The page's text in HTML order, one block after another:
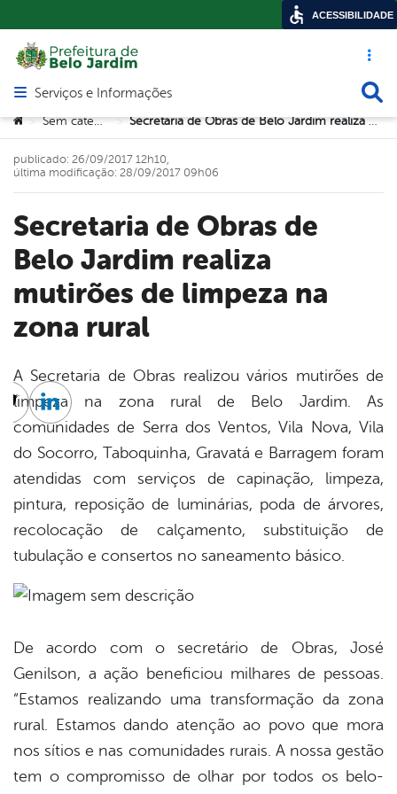
Acesso
Abrir menu principal de navegação
Serviços e Informações
Você está aqui:
> Sem categoria > Secretaria de Obras de Belo Jardim realiza mutirões de limpeza na zona rural
Secretaria de Obras de
Belo Jardim realiza
mutirões de limpeza na
zona rural
publicado: 26/09/2017 12h10,
última modificação: 28/09/2017 09h06
A Secretaria de Obras realizou vários mutirões de
limpeza na zona rural de Belo Jardim. As
comunidades de Serra dos Ventos, Vila Nova, Vila
do Socorro, Taboquinha, Gravatá e Barragem foram
atendidas com serviços de capinação, limpeza,
pintura, reposição de luminárias, poda de árvores,
recolocação de calçamento, substituição de
tubulação e consertos no saneamento básico.
De acordo com o secretário de Obras, José
Genilson, a ação beneficiou milhares de pessoas.
“Estamos realizando uma transformação da zona
rural. Estamos dando atenção ao povo que mora
nos sítios e nas comunidades rurais. A nossa gestão
tem o compromisso de olhar por todos os belo-
Twitter
Linkedin
ACESSIBILIDADE